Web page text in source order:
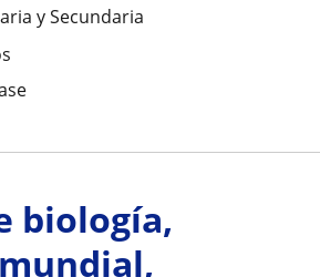
y Secundaria
biología,